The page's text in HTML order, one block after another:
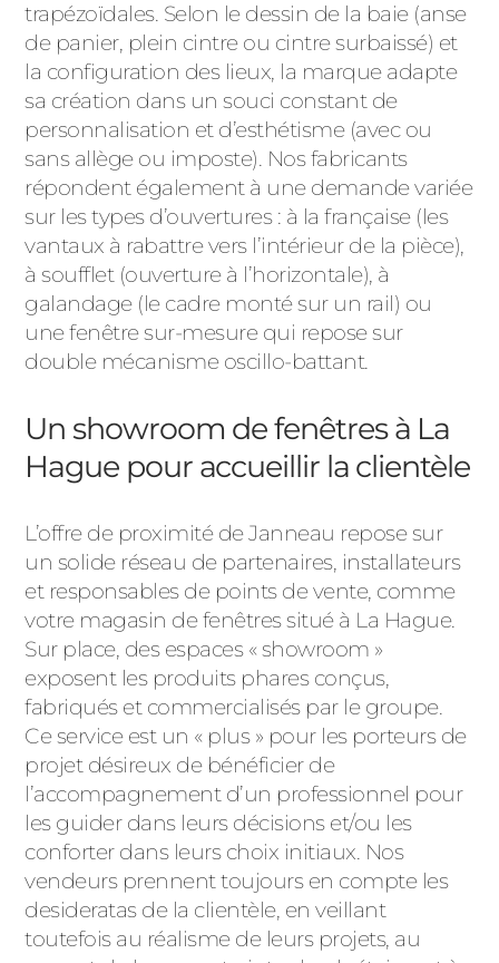
trapézoïdales. Selon le dessin de la baie (anse
de panier, plein cintre ou cintre surbaissé) et
la configuration des lieux, la marque adapte
sa création dans un souci constant de
personnalisation et d’esthétisme (avec ou
sans allège ou imposte). Nos fabricants
répondent également à une demande variée
sur les types d’ouvertures : à la française (les
vantaux à rabattre vers l’intérieur de la pièce),
à soufflet (ouverture à l’horizontale), à
galandage (le cadre monté sur un rail) ou
une fenêtre sur-mesure qui repose sur
double mécanisme oscillo-battant.
Un showroom de fenêtres à La
Hague pour accueillir la clientèle
L’offre de proximité de Janneau repose sur
un solide réseau de partenaires, installateurs
et responsables de points de vente, comme
votre magasin de fenêtres situé à La Hague.
Sur place, des espaces « showroom »
exposent les produits phares conçus,
fabriqués et commercialisés par le groupe.
Ce service est un « plus » pour les porteurs de
projet désireux de bénéficier de
l’accompagnement d’un professionnel pour
les guider dans leurs décisions et/ou les
conforter dans leurs choix initiaux. Nos
vendeurs prennent toujours en compte les
desideratas de la clientèle, en veillant
toutefois au réalisme de leurs projets, au